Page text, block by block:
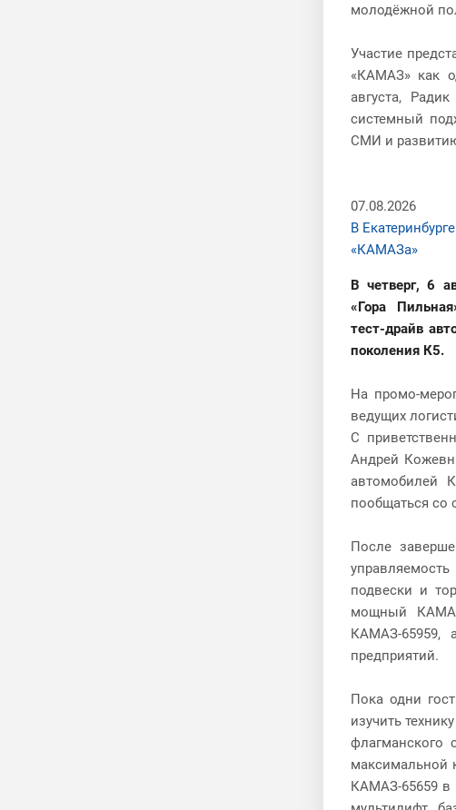
молодёжной
Участие
«КАМАЗ» как
августа,
системный
СМИ и
07.08.2026
В
«КАМАЗа»
В четверг, 6
«Гора
тест-драйв
поколения К5.
На промо-
ведущих
С
Андрей
автомобилей
пообщаться со
После
подвески и
мощный
КАМАЗ-65959,
предприятий.
Пока одни
изучить
флагманского
максимальной
КАМАЗ-65659 в